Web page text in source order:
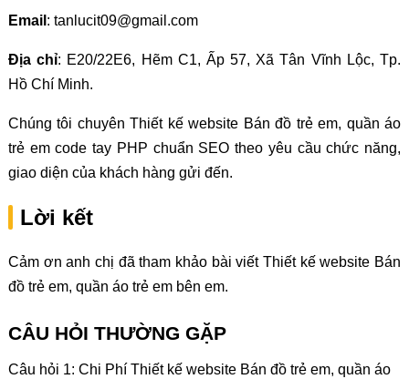
Email : tanlucit09@gmail.com
Địa chỉ: E20/22E6, Hẽm C1, Ấp 57, Xã Tân Vĩnh Lộc, Tp.
Hồ Chí Minh.
Chúng tôi chuyên Thiết kế website Bán đồ trẻ em, quần áo
trẻ em code tay PHP chuẩn SEO theo yêu cầu chức năng,
giao diện của khách hàng gửi đến.
Lời kết
Cảm ơn anh chị đã tham khảo bài viết Thiết kế website Bán
đồ trẻ em, quần áo trẻ em bên em.
CÂU HỎI THƯỜNG GẶP
Câu hỏi 1: Chi Phí Thiết kế website Bán đồ trẻ em, quần áo